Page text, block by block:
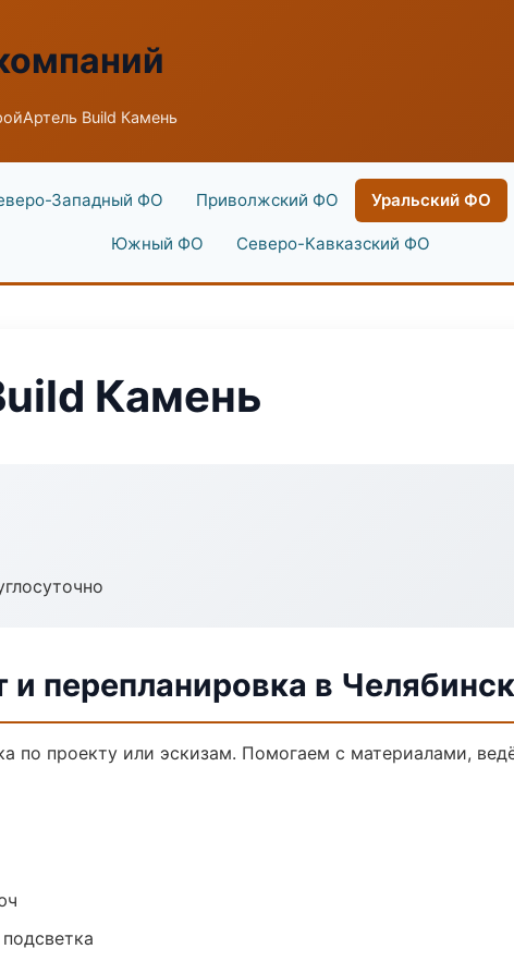
Build Камень
Западный ФО Приволжский ФО Уральский ФО
Южный ФО Северо-Кавказский ФО
Камень
перепланировка в Челябинск
по проекту или эскизам. Помогаем с материалами,